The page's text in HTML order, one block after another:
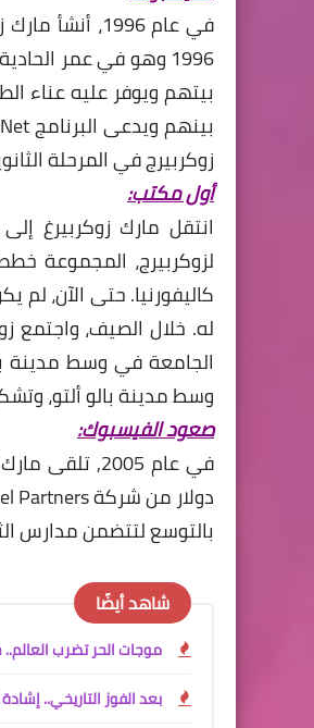
في عام
1996 وهو في عمر
بيتهم ويوفر عليه عناء
زوكربيرج في المرحلة
أول مكتب:
لزوكربيرج، المجموعة
كاليفورنيا. حتى الآن،
له. خلال الصيف، واجتمع
الجامعة في وسط مدينة
وسط مدينة بالو ألتو،
صعود الفيسبوك:
بالتوسع لتتضمن مدارس الثانوية
شاهد أيضًا
موجات الحر تضرب العالم..
بعد الفوز التاريخي..